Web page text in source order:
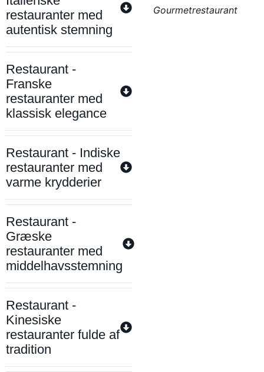
restauranter med
autentisk stemning
Restaurant -
Franske
restauranter med
klassisk elegance
Restaurant - Indiske
restauranter med
varme krydderier
Restaurant -
Græske
restauranter med
middelhavsstemning
Restaurant -
Kinesiske
restauranter fulde af
tradition
Gourmetrestaurant